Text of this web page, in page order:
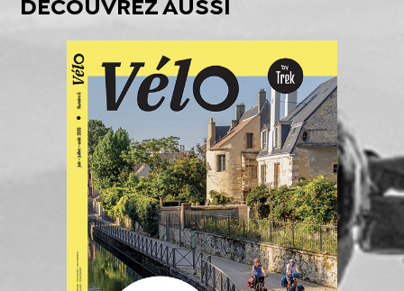
DÉCOUVREZ AUSSI